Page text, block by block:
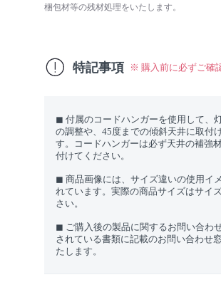
梱包材等の残材処理をいたします。
特記事項 ※ 購入前に必ずご確
◼︎ 付属のコードハンガーを使用して、
の調整や、45度までの傾斜天井に取付
す。コードハンガーは必ず天井の補強
付けてください。
◼︎ 商品画像には、サイズ違いの使用イ
れています。実際の商品サイズはサイ
さい。
◼︎ ご購入後の製品に関するお問い合わ
されている書類に記載のお問い合わせ
たします。